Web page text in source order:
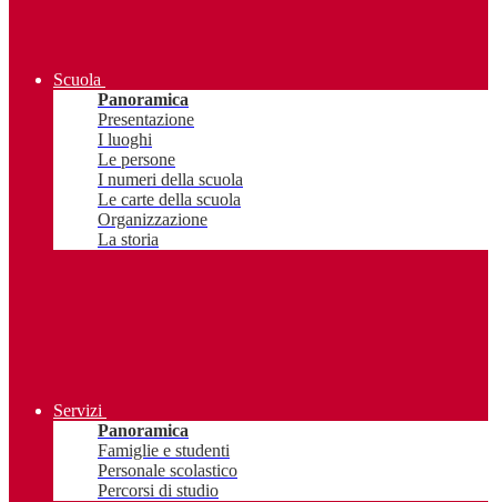
Scuola
Panoramica
Presentazione
I luoghi
Le persone
I numeri della scuola
Le carte della scuola
Organizzazione
La storia
Servizi
Panoramica
Famiglie e studenti
Personale scolastico
Percorsi di studio